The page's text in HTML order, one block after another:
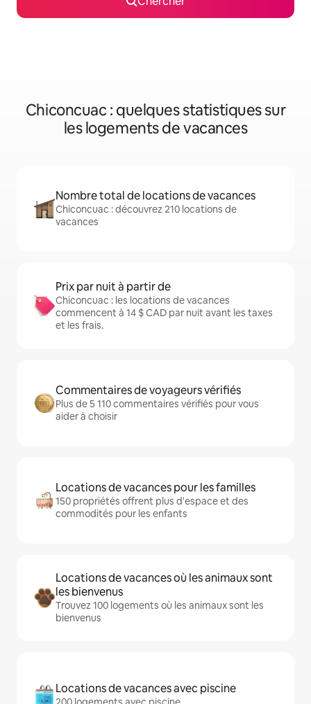
Chiconcuac : quelques statistiques sur
les logements de vacances
Nombre total de locations de vacances
Chiconcuac : découvrez 210 locations de
vacances
Prix par nuit à partir de
Chiconcuac : les locations de vacances
commencent à 14 $ CAD par nuit avant les taxes
et les frais.
Commentaires de voyageurs vérifiés
Plus de 5 110 commentaires vérifiés pour vous
aider à choisir
Locations de vacances pour les familles
150 propriétés offrent plus d'espace et des
commodités pour les enfants
Locations de vacances où les animaux sont
les bienvenus
Trouvez 100 logements où les animaux sont les
bienvenus
Locations de vacances avec piscine